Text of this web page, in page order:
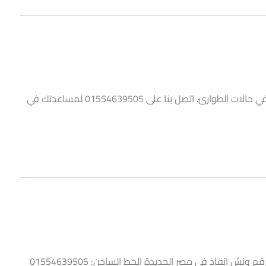
ونش انقاذ مدينتي من شركة الرهوان يقدم خدمة سريعة وفعالة في حالات الطوارئ. اتصل بنا على 01554639505 لمساعدتك في
خدمة ونش انقاذ مصر الجديدة من شركة الرهوان لخدمات الإنقاذ رقم ونش انقاذ في مصر الجديدة الخط الساخن: 01554639505